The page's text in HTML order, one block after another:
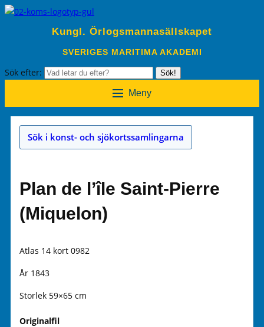
Kungl. Örlogsmannasällskapet
SVERIGES MARITIMA AKADEMI
Sök efter: Sök!
Meny
Sök i konst- och sjökortssamlingarna
Plan de l’île Saint-Pierre
(Miquelon)
Atlas 14 kort 0982
År 1843
Storlek 59×65 cm
Originalfil